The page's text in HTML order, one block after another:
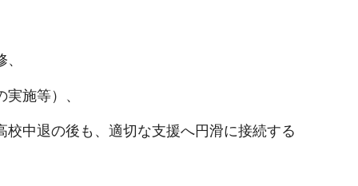
施等）、
中退の後も、適切な支援へ円滑に接続する